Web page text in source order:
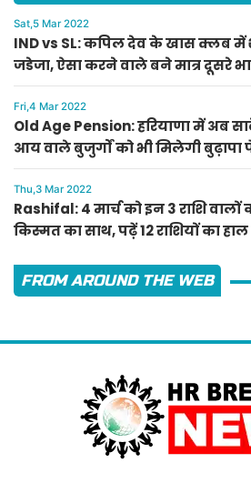
Sat,5 Mar 2022
IND vs SL: कपिल देव के खास क्लब में
जडेजा, ऐसा करने वाले बने मात्र दूसरे
Fri,4 Mar 2022
Old Age Pension: हरियाणा में अब
आय वाले बुजुर्गों को भी मिलेगी
लाल का ऐलान
Thu,3 Mar 2022
Rashifal: 4 मार्च को इन 3 राशि
किस्मत का साथ, पढ़ें 12 राशियों का हाल
FROM AROUND THE WEB